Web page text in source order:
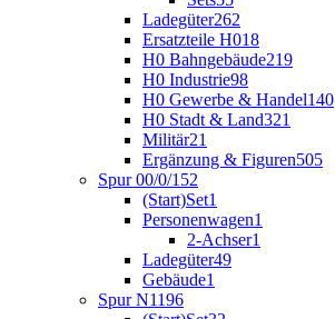
Ladegüter262
Ersatzteile H018
H0 Bahngebäude219
H0 Industrie98
H0 Gewerbe & Handel140
H0 Stadt & Land321
Militär21
Ergänzung & Figuren505
Spur 00/0/1 52
(Start)Set1
Personenwagen1
2-Achser1
Ladegüter49
Gebäude1
Spur N1196